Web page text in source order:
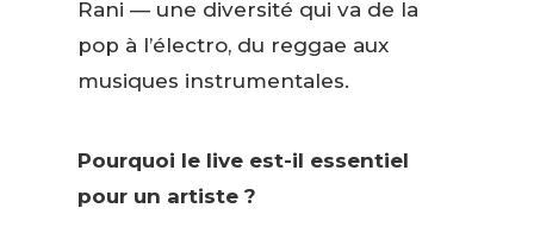
Rani — une diversité qui va de la
pop à l’électro, du reggae aux
musiques instrumentales.
Pourquoi le live est-il essentiel
pour un artiste ?